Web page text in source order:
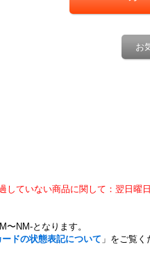
お
していない商品に関して：翌日曜
〜NM-となります。
ードの状態表記について 」をご覧く